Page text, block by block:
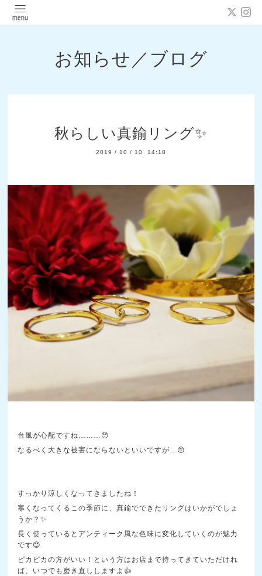
お知らせ／ブログ
秋らしい真鍮リング✨
2019 / 10 / 10 14:18
台風が心配ですね………😯
なるべく大きな被害にならないといいですが…😔
すっかり涼しくなってきましたね！
寒くなってくるこの季節に、真鍮でできたリングはいかがでしょ
うか？✨
長く使っているとアンティーク風な色味に変化していくのが魅力
です😊
ピカピカの方がいい！という方はお店まで持ってきていただけれ
ば、いつでも磨き直ししますよ👍